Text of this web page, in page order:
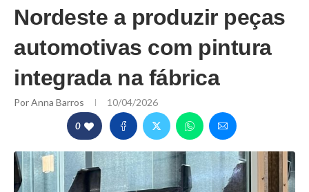
Nordeste a produzir peças
automotivas com pintura
integrada na fábrica
PorAnna Barros 10/04/2026
0